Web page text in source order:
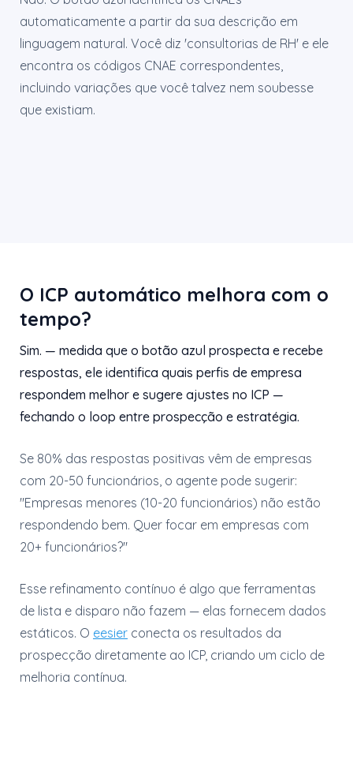
automaticamente a partir da sua descrição em
linguagem natural. Você diz 'consultorias de RH' e ele
encontra os códigos CNAE correspondentes,
incluindo variações que você talvez nem soubesse
que existiam.
O ICP automático melhora com o
tempo?
Sim. — medida que o botão azul prospecta e recebe
respostas, ele identifica quais perfis de empresa
respondem melhor e sugere ajustes no ICP —
fechando o loop entre prospecção e estratégia.
Se 80% das respostas positivas vêm de empresas
com 20-50 funcionários, o agente pode sugerir:
"Empresas menores (10-20 funcionários) não estão
respondendo bem. Quer focar em empresas com
20+ funcionários?"
Esse refinamento contínuo é algo que ferramentas
de lista e disparo não fazem — elas fornecem dados
estáticos. O eesier conecta os resultados da
prospecção diretamente ao ICP, criando um ciclo de
melhoria contínua.